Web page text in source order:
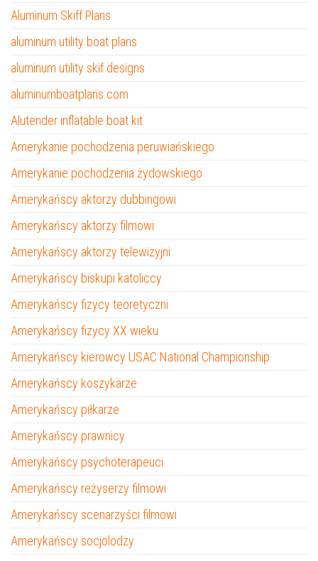
Aluminum Skiff Plans
aluminum utility boat plans
aluminum utility skif designs
aluminumboatplans.com
Alutender inflatable boat kit
Amerykanie pochodzenia peruwiańskiego
Amerykanie pochodzenia żydowskiego
Amerykańscy aktorzy dubbingowi
Amerykańscy aktorzy filmowi
Amerykańscy aktorzy telewizyjni
Amerykańscy biskupi katoliccy
Amerykańscy fizycy teoretyczni
Amerykańscy fizycy XX wieku
Amerykańscy kierowcy USAC National Championship
Amerykańscy koszykarze
Amerykańscy piłkarze
Amerykańscy prawnicy
Amerykańscy psychoterapeuci
Amerykańscy reżyserzy filmowi
Amerykańscy scenarzyści filmowi
Amerykańscy socjolodzy